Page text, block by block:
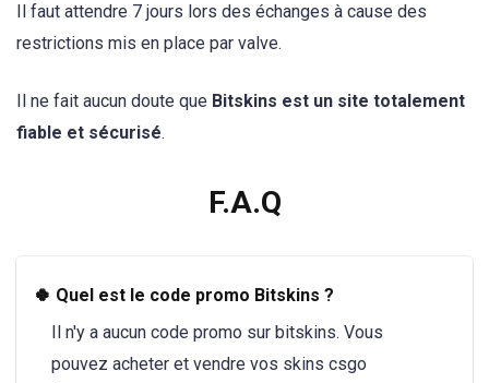
Il faut attendre 7 jours lors des échanges à cause des
restrictions mis en place par valve.
Il ne fait aucun doute que Bitskins est un site totalement
fiable et sécurisé.
F.A.Q
🍀 Quel est le code promo Bitskins ?
Il n'y a aucun code promo sur bitskins. Vous
pouvez acheter et vendre vos skins csgo